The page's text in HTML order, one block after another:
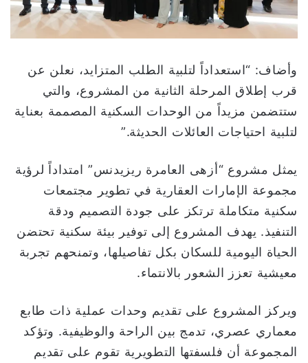
وأضاف: “استعداداً لتلبية الطلب المتزايد، نعلن عن
قرب إطلاق المرحلة الثانية من المشروع، والتي
ستتضمن مزيداً من الوحدات السكنية المصممة بعناية
لتلبية احتياجات العائلات الحديثة.”
يمثل مشروع “أزهى العامرة ريزيدنس” امتداداً لرؤية
مجموعة الإمارات العقارية في تطوير مجتمعات
سكنية متكاملة ترتكز على جودة التصميم ودقة
التنفيذ. يهدف المشروع إلى توفير بيئة سكنية تحتضن
الحياة اليومية للسكان بكل تفاصيلها، وتمنحهم تجربة
معيشية تعزز الشعور بالانتماء.
ويركز المشروع على تقديم وحدات عملية ذات طابع
معماري عصري، تدمج بين الراحة والوظيفية. وتؤكد
المجموعة أن فلسفتها التطويرية تقوم على تقديم